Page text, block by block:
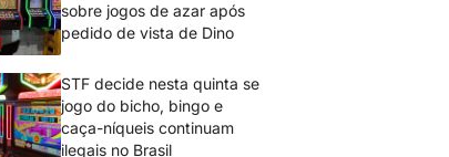
sobre jogos de azar após
pedido de vista de Dino
STF decide nesta quinta se
jogo do bicho, bingo e
caça-níqueis continuam
ilegais no Brasil